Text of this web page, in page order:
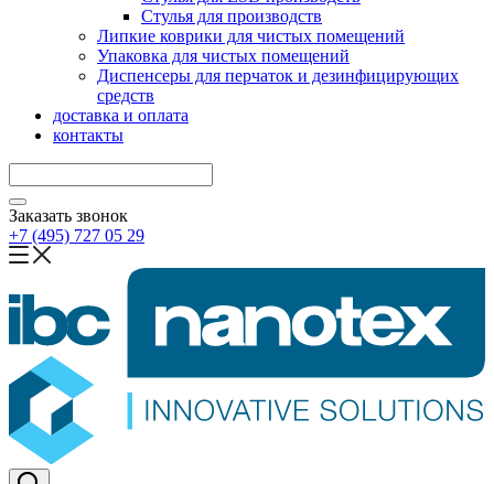
Стулья для производств
Липкие коврики для чистых помещений
Упаковка для чистых помещений
Диспенсеры для перчаток и дезинфицирующих
средств
доставка и оплата
контакты
Заказать звонок
+7 (495) 727 05 29